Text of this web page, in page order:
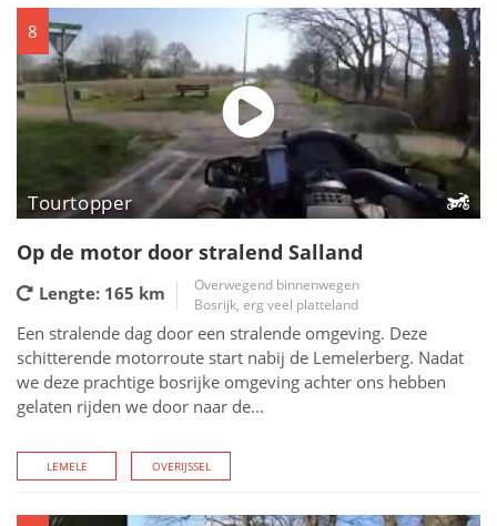
8
Tourtopper
Op de motor door stralend Salland
Lengte: 165 km
Overwegend binnenwegen
Bosrijk, erg veel platteland
Een stralende dag door een stralende omgeving. Deze
schitterende motorroute start nabij de Lemelerberg. Nadat
we deze prachtige bosrijke omgeving achter ons hebben
gelaten rijden we door naar de...
LEMELE OVERIJSSEL